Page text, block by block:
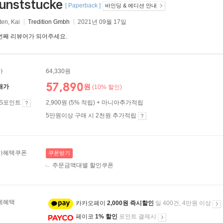
[ Paperback ] 바인딩 & 에디션 안내
Kai Tredition Gmbh 2021년 09월 17일
째 리뷰어가 되어주세요.
64,330원
가 57,890원 (10% 할인)
포인트
2,900원 (5% 적립) + 마니아추가적립
5만원이상 구매 시 2천원 추가적립
혜택쿠폰 쿠폰받기
주문금액대별 할인쿠폰
혜택 카카오페이 2,000원 즉시할인 일 400건, 4만원 이상
페이코 1% 할인 포인트 결제시